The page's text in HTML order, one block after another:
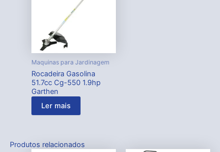
Maquinas para Jardinagem
Rocadeira Gasolina
51.7cc Cg-550 1.9hp
Garthen
Ler mais
Produtos relacionados